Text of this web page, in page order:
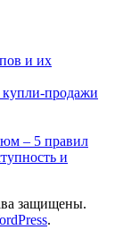
и их
продажи
– 5 правил
и
защищены.
.